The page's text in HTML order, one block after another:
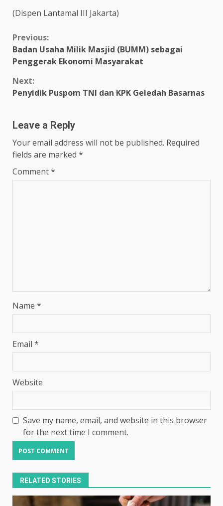
(Dispen Lantamal III Jakarta)
Continue
Reading
Previous:
Badan Usaha Milik Masjid (BUMM) sebagai
Penggerak Ekonomi Masyarakat
Next:
Penyidik Puspom TNI dan KPK Geledah Basarnas
Leave a Reply
Your email address will not be published. Required
fields are marked *
Comment*
Name *
Email *
Website
Save my name, email, and website in this browser
for the next time I comment.
RELATED STORIES